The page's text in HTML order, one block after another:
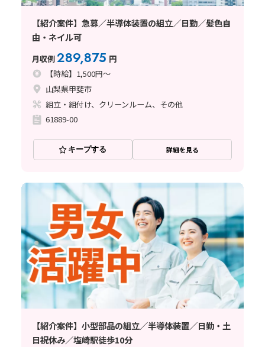
【紹介案件】急募／半導体装置の組立／日勤／髪色自
由・ネイル可
月収例289,875 円
【時給】1,500円～
山梨県甲斐市
組立・組付け、クリーンルーム、その他
61889-00
キープする 詳細を見る
【紹介案件】小型部品の組立／半導体装置／日勤・土
日祝休み／塩崎駅徒歩10分